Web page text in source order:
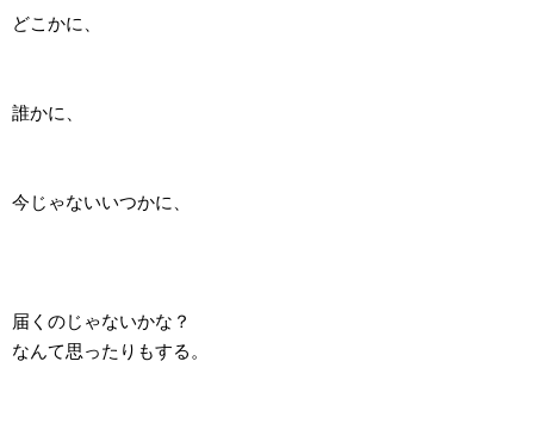
どこかに、
誰かに、
今じゃないいつかに、
届くのじゃないかな？
なんて思ったりもする。